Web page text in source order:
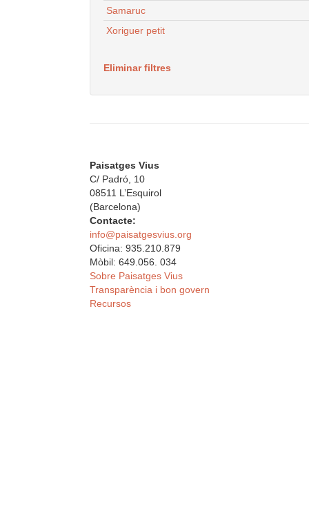
Samaruc
Xoriguer petit
Eliminar filtres
Paisatges Vius
C/ Padró, 10
08511 L’Esquirol
(Barcelona)
Contacte:
info@paisatgesvius.org
Oficina: 935.210.879
Mòbil: 649.056. 034
Sobre Paisatges Vius
Transparència i bon govern
Recursos